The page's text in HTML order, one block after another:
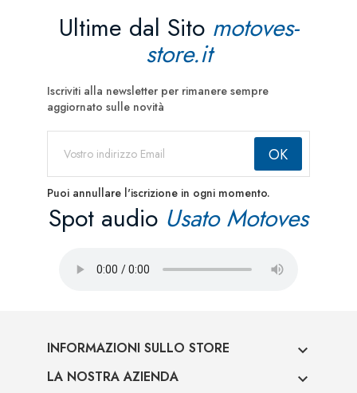
Ultime dal Sito motoves-
store.it
Iscriviti alla newsletter per rimanere sempre
aggiornato sulle novità
Puoi annullare l'iscrizione in ogni momento.
Spot audio Usato Motoves
INFORMAZIONI SULLO STORE 
LA NOSTRA AZIENDA 